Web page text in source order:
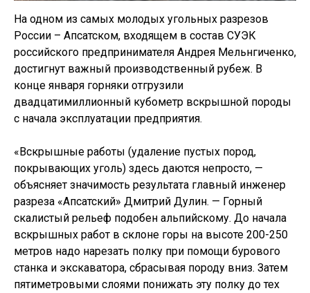
На одном из самых молодых угольных разрезов
России – Апсатском, входящем в состав СУЭК
российского предпринимателя Андрея Мельнгиченко,
достигнут важный производственный рубеж. В
конце января горняки отгрузили
двадцатимиллионный кубометр вскрышной породы
с начала эксплуатации предприятия.
«Вскрышные работы (удаление пустых пород,
покрывающих уголь) здесь даются непросто, —
объясняет значимость результата главный инженер
разреза «Апсатский» Дмитрий Дулин. — Горный
скалистый рельеф подобен альпийскому. До начала
вскрышных работ в склоне горы на высоте 200-250
метров надо нарезать полку при помощи бурового
станка и экскаватора, сбрасывая породу вниз. Затем
пятиметровыми слоями понижать эту полку до тех